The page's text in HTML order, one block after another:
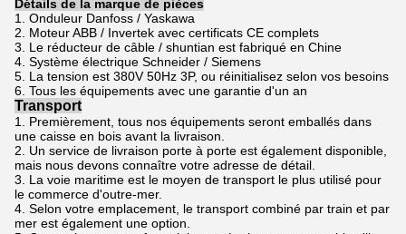
Détails de la marque de pièces
1. Onduleur Danfoss / Yaskawa
2. Moteur ABB / Invertek avec certificats CE complets
3. Le réducteur de câble / shuntian est fabriqué en Chine
4. Système électrique Schneider / Siemens
5. La tension est 380V 50Hz 3P, ou réinitialisez selon vos besoins
6. Tous les équipements avec une garantie d'un an
Transport
1. Premièrement, tous nos équipements seront emballés dans
une caisse en bois avant la livraison.
2. Un service de livraison porte à porte est également disponible,
mais nous devons connaître votre adresse de détail.
3. La voie maritime est le moyen de transport le plus utilisé pour
le commerce d'outre-mer.
4. Selon votre emplacement, le transport combiné par train et par
mer est également une option.